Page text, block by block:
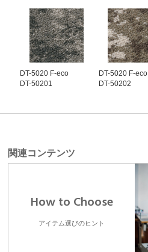
DT-5020 F-eco
DT-50201
DT-5020 F-eco
DT-50202
関連コンテンツ
How to Choose
アイテム選びのヒント